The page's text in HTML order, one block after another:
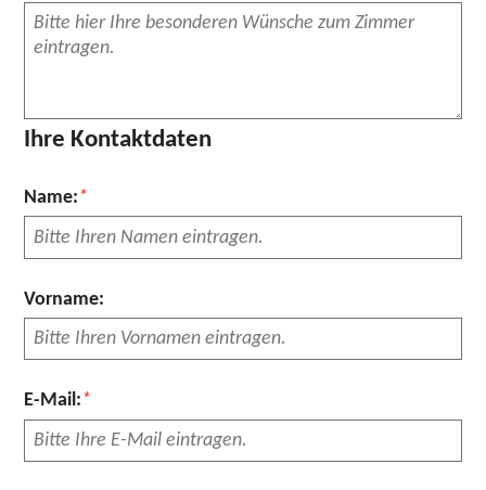
Ihre Kontaktdaten
Pflichtfeld
Name:*
Vorname:
Pflichtfeld
E-Mail:*